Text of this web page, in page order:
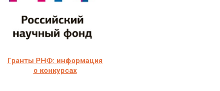
Гранты РНФ: информация
о конкурсах